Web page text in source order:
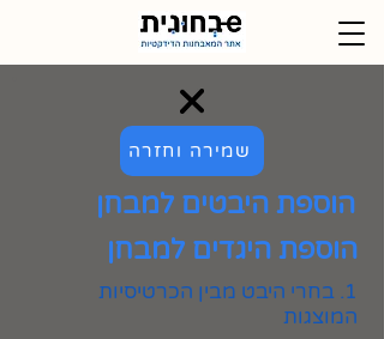
שמירה וחזרה
הוספת היבטים למבחן
הוספת היגדים למבחן
1. בחרי היבט מבין הכרטיסיות
המוצגות